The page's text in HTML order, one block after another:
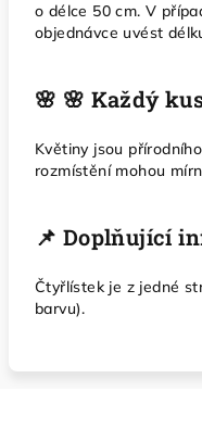
o délce 50 cm. V
objednávce uvést
🌸 🌸 Každý
Květiny jsou
rozmístění mohou
📌 Doplňující
Čtyřlístek je z jedné
barvu).